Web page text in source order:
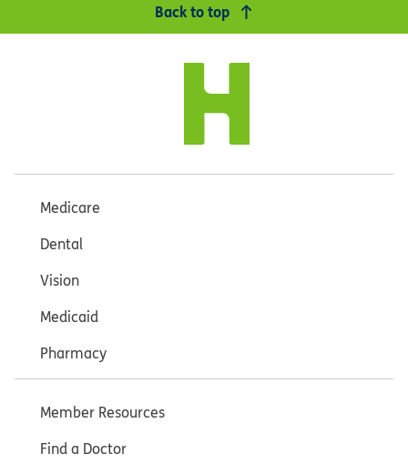
Back to top
Medicare
Dental
Vision
Medicaid
Pharmacy
Member Resources
Find a Doctor